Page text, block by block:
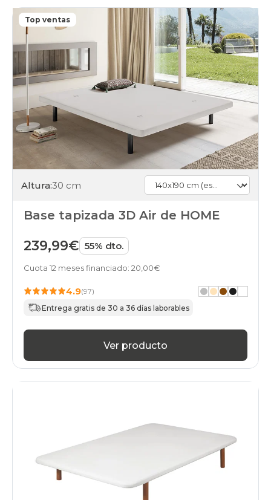
Top ventas
Altura:30 cm
Base tapizada 3D Air de HOME
239,99€ 55% dto.
Cuota 12 meses financiado: 20,00€
4.9(97)
Entrega gratis de 30 a 36 días laborables
Ver producto